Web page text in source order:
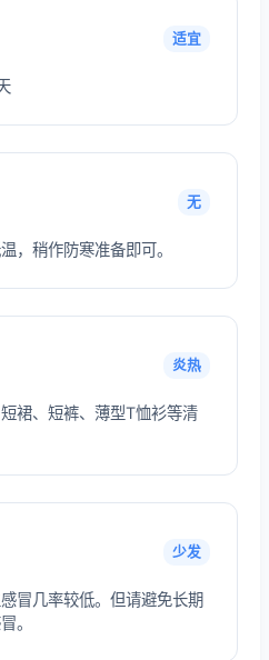
适宜
无
，稍作防寒准备即可。
炎热
裙、短裤、薄型T恤衫等清
少发
冒几率较低。但请避免长期
。